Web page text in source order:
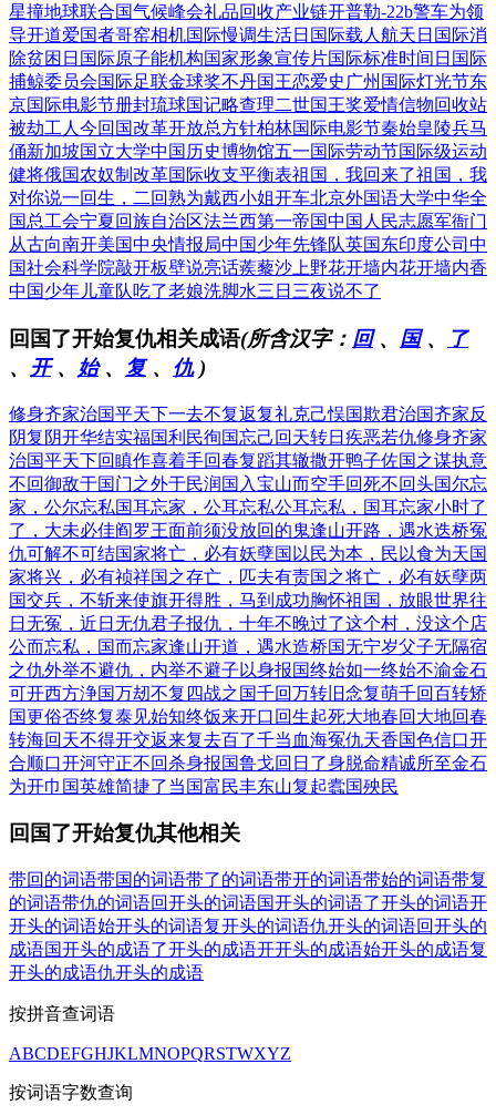
星撞地球联合国气候峰会礼品回收产业链开普勒-22b警车为领
导开道爱国者哥窑相机国际慢调生活日 国际载人航天日 国际消
除贫困日 国际原子能机构国家形象宣传片国际标准时间日 国际
捕鲸委员会国际足联金球奖不丹国王恋爱史 广州国际灯光节东
京国际电影节册封琉球国记略查理二世国王奖爱情信物回收站
被劫工人今回国改革开放总方针柏林国际电影节秦始皇陵兵马
俑新加坡国立大学中国历史博物馆五一国际劳动节国际级运动
健将俄国农奴制改革国际收支平衡表祖国，我回来了祖国，我
对你说一回生，二回熟为戴西小姐开车北京外国语大学中华全
国总工会宁夏回族自治区法兰西第一帝国中国人民志愿军衙门
从古向南开美国中央情报局中国少年先锋队英国东印度公司 中
国社会科学院敲开板壁说亮话蒺藜沙上野花开墙内花开墙内香
中国少年儿童队吃了老娘洗脚水三日三夜说不了
回国了开始复仇相关成语(所含汉字： 回、 国、
了
、 开、 始、 复、 仇)
修身齐家治国平天下一去不复返复礼克己悮国欺君治国齐家反
阴复阴开华结实福国利民徇国忘己 回天转日 疾恶若仇修身齐家
治国平天下回瞋作喜着手回春复蹈其辙撒开鸭子佐国之谋执意
不回御敌于国门之外于民润国 入宝山而空手回死不回头国尔忘
家，公尔忘私国耳忘家，公耳忘私公耳忘私，国耳忘家小时了
了，大未必佳阎罗王面前须没放回的鬼逢山开路，遇水迭桥冤
仇可解不可结国家将亡，必有妖孽国以民为本，民以食为天国
家将兴，必有祯祥国之存亡，匹夫有责国之将亡，必有妖孽两
国交兵，不斩来使旗开得胜，马到成功胸怀祖国，放眼世界往
日无冤，近日无仇君子报仇，十年不晚过了这个村，没这个店
公而忘私，国而忘家逢山开道，遇水造桥国无宁岁父子无隔宿
之仇外举不避仇，内举不避子 以身报国终始如一终始不渝金石
可开西方浄国万刼不复 四战之国千回万转 旧念复萌千回百转矫
国更俗否终复泰见始知终饭来开口 回生起死大地春回 大地回春
转海回天不得开交返来复去百了千当 血海冤仇天香国色信口开
合顺口开河守正不回杀身报国鲁戈回日 了身脱命精诚所至金石
为开巾国英雄简捷了当 国富民丰东山复起蠹国殃民
回国了开始复仇其他相关
带回的词语带国的词语带了的词语带开的词语带始的词语带复
的词语带仇的词语回开头的词语国开头的词语了开头的词语开
开头的词语始开头的词语复开头的词语仇开头的词语回开头的
成语国开头的成语了开头的成语开开头的成语始开头的成语复
开头的成语仇开头的成语
按拼音查词语
ABCDEFGHJKLMNOPQRSTWXYZ
按词语字数查询